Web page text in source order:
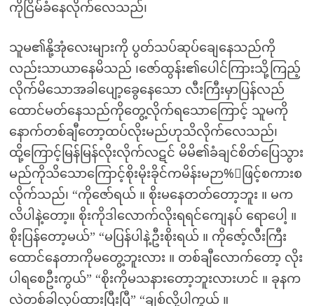
ကိုငြိမ်ခံနေလိုက်လေသည်၊
သူမ၏နို့အုံလေးများကို ပွတ်သပ်ဆုပ်ချေနေသည်ကို
လည်းသာယာနေမိသည် ၊ဇော်ထွန်း၏ပေါင်ကြားသို့ကြည့်
လိုက်မိသောအခါပျော့ခွေနေသော လီးကြီးမှာပြန်လည်
ထောင်မတ်နေသည်ကိုတွေ့လိုက်ရသောကြောင့် သူမကို
နောက်တစ်ချီတော့ထပ်လိုးမည်ဟုသိလိုက်လေသည်၊
ထို့ကြောင့်မြန်မြန်လိုးလိုက်လဋင် မိမိ၏ခံချင်စိတ်ပြေသွား
မည်ကိုသိသောကြောင့်စိုးမိုးခိုင်ကမိန်းမဉာ%်ဖြင့်စကားစ
လိုက်သည်၊ “ကိုဇော်ရယ် ။ စိုးမနေတတ်တော့ဘူး ။ မက
လိပါနဲ့တော့။ စိုးကိုဒါလောက်လိုးရရင်ကျေနပ် ရောပေါ့ ။
စိုးပြန်တော့မယ်” “မပြန်ပါနဲ့ဦးစိုးရယ် ။ ကိုဇော့်လီးကြီး
ထောင်နေတာကိုမတွေ့ဘူးလား ။ တစ်ချီလောက်တော့ လိုး
ပါရစေဦးကွယ်” “စိုးကိုမသနားတော့ဘူးလားဟင် ။ ခုနက
လဲတစ်ခါလုပ်ထားပြီးပြီ” “ချစ်လို့ပါကွယ် ။